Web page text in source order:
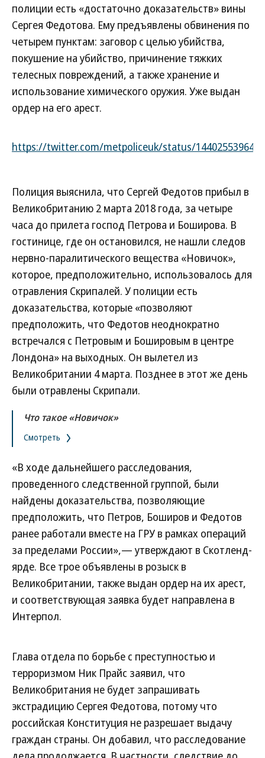
полиции есть «достаточно доказательств» вины
Сергея Федотова. Ему предъявлены обвинения по
четырем пунктам: заговор с целью убийства,
покушение на убийство, причинение тяжких
телесных повреждений, а также хранение и
использование химического оружия. Уже выдан
ордер на его арест.
https://twitter.com/metpoliceuk/status/
Полиция выяснила, что Сергей Федотов прибыл в
Великобританию 2 марта 2018 года, за четыре
часа до прилета господ Петрова и Боширова. В
гостинице, где он остановился, не нашли следов
нервно-паралитического вещества «Новичок»,
которое, предположительно, использовалось для
отравления Скрипалей. У полиции есть
доказательства, которые «позволяют
предположить, что Федотов неоднократно
встречался с Петровым и Бошировым в центре
Лондона» на выходных. Он вылетел из
Великобритании 4 марта. Позднее в этот же день
были отравлены Скрипали.
Что такое «Новичок»
Смотреть
«В ходе дальнейшего расследования,
проведенного следственной группой, были
найдены доказательства, позволяющие
предположить, что Петров, Боширов и Федотов
ранее работали вместе на ГРУ в рамках операций
за пределами России»,— утверждают в Скотленд-
ярде. Все трое объявлены в розыск в
Великобритании, также выдан ордер на их арест,
и соответствующая заявка будет направлена в
Интерпол.
Глава отдела по борьбе с преступностью и
терроризмом Ник Прайс заявил, что
Великобритания не будет запрашивать
экстрадицию Сергея Федотова, потому что
российская Конституция не разрешает выдачу
граждан страны. Он добавил, что расследование